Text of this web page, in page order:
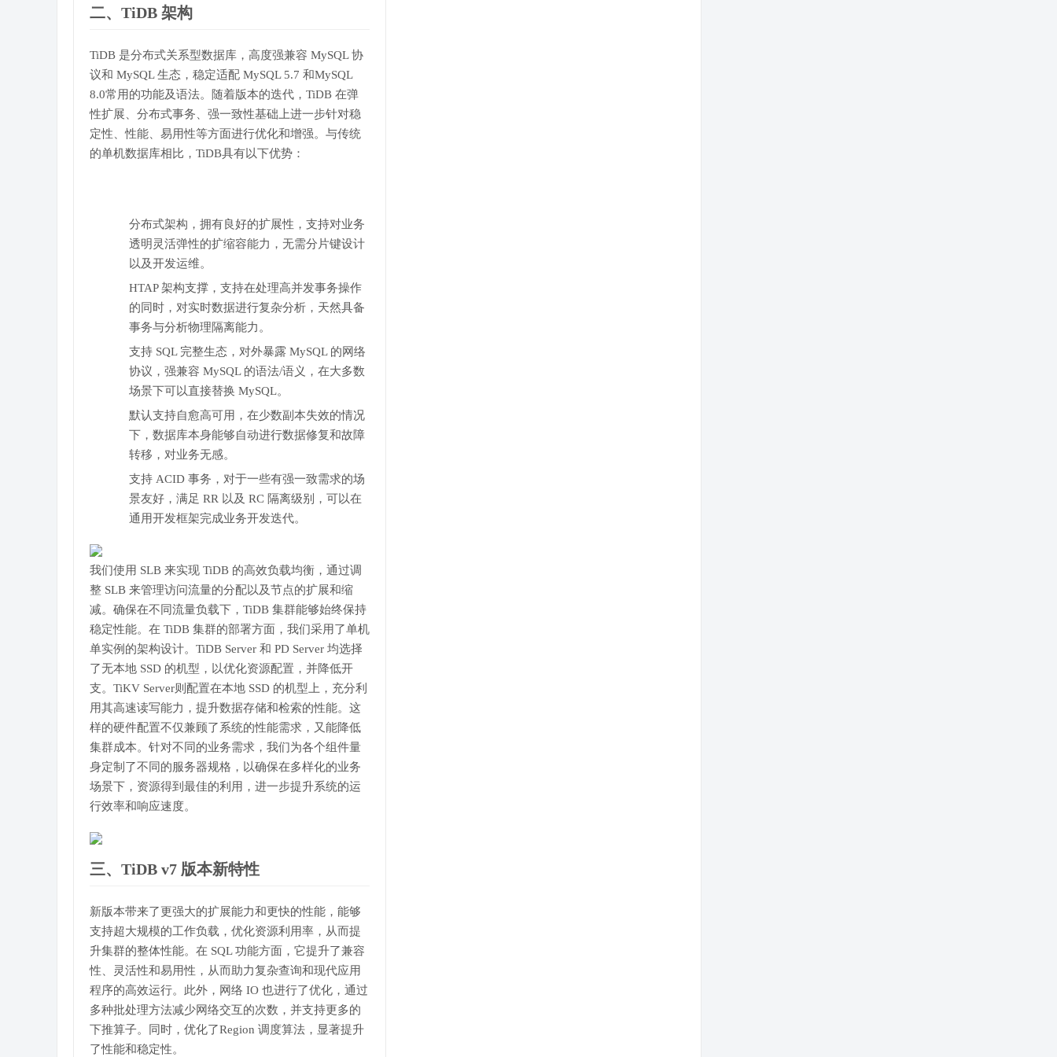
二、TiDB 架构
TiDB 是分布式关系型数据库，高度强兼容 MySQL 协
议和 MySQL 生态，稳定适配 MySQL 5.7 和MySQL
8.0常用的功能及语法。随着版本的迭代，TiDB 在弹
性扩展、分布式事务、强一致性基础上进一步针对稳
定性、性能、易用性等方面进行优化和增强。与传统
的单机数据库相比，TiDB具有以下优势：
分布式架构，拥有良好的扩展性，支持对业务
透明灵活弹性的扩缩容能力，无需分片键设计
以及开发运维。
HTAP 架构支撑，支持在处理高并发事务操作
的同时，对实时数据进行复杂分析，天然具备
事务与分析物理隔离能力。
支持 SQL 完整生态，对外暴露 MySQL 的网络
协议，强兼容 MySQL 的语法/语义，在大多数
场景下可以直接替换 MySQL。
默认支持自愈高可用，在少数副本失效的情况
下，数据库本身能够自动进行数据修复和故障
转移，对业务无感。
支持 ACID 事务，对于一些有强一致需求的场
景友好，满足 RR 以及 RC 隔离级别，可以在
通用开发框架完成业务开发迭代。
我们使用 SLB 来实现 TiDB 的高效负载均衡，通过调
整 SLB 来管理访问流量的分配以及节点的扩展和缩
减。确保在不同流量负载下，TiDB 集群能够始终保持
稳定性能。在 TiDB 集群的部署方面，我们采用了单机
单实例的架构设计。TiDB Server 和 PD Server 均选择
了无本地 SSD 的机型，以优化资源配置，并降低开
支。TiKV Server则配置在本地 SSD 的机型上，充分利
用其高速读写能力，提升数据存储和检索的性能。这
样的硬件配置不仅兼顾了系统的性能需求，又能降低
集群成本。针对不同的业务需求，我们为各个组件量
身定制了不同的服务器规格，以确保在多样化的业务
场景下，资源得到最佳的利用，进一步提升系统的运
行效率和响应速度。
三、TiDB v7 版本新特性
新版本带来了更强大的扩展能力和更快的性能，能够
支持超大规模的工作负载，优化资源利用率，从而提
升集群的整体性能。在 SQL 功能方面，它提升了兼容
性、灵活性和易用性，从而助力复杂查询和现代应用
程序的高效运行。此外，网络 IO 也进行了优化，通过
多种批处理方法减少网络交互的次数，并支持更多的
下推算子。同时，优化了Region 调度算法，显著提升
了性能和稳定性。